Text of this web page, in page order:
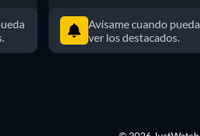
Avísame cuando pueda
ver los destacados.